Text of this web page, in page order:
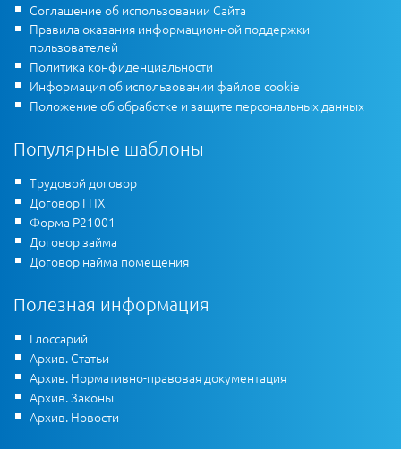
Соглашение об использовании Сайта
Правила оказания информационной поддержки
пользователей
Политика конфиденциальности
Информация об использовании файлов cookie
Положение об обработке и защите персональных данных
Популярные шаблоны
Трудовой договор
Договор ГПХ
Форма Р21001
Договор займа
Договор найма помещения
Полезная информация
Глоссарий
Архив. Статьи
Архив. Нормативно-правовая документация
Архив. Законы
Архив. Новости